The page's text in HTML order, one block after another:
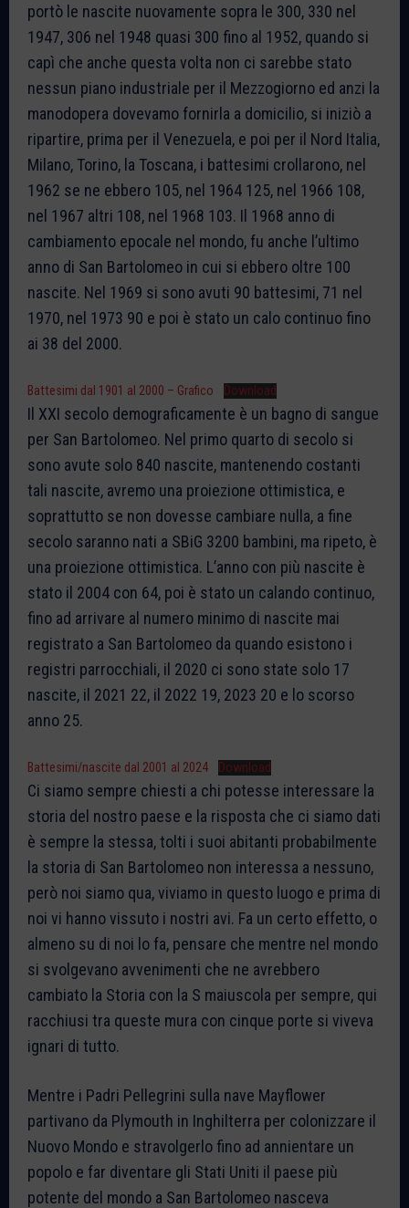
portò le nascite nuovamente sopra le 300, 330 nel
1947, 306 nel 1948 quasi 300 fino al 1952, quando si
capì che anche questa volta non ci sarebbe stato
nessun piano industriale per il Mezzogiorno ed anzi la
manodopera dovevamo fornirla a domicilio, si iniziò a
ripartire, prima per il Venezuela, e poi per il Nord Italia,
Milano, Torino, la Toscana, i battesimi crollarono, nel
1962 se ne ebbero 105, nel 1964 125, nel 1966 108,
nel 1967 altri 108, nel 1968 103. Il 1968 anno di
cambiamento epocale nel mondo, fu anche l’ultimo
anno di San Bartolomeo in cui si ebbero oltre 100
nascite. Nel 1969 si sono avuti 90 battesimi, 71 nel
1970, nel 1973 90 e poi è stato un calo continuo fino
ai 38 del 2000.
Battesimi dal 1901 al 2000 – Grafico Download
Il XXI secolo demograficamente è un bagno di sangue
per San Bartolomeo. Nel primo quarto di secolo si
sono avute solo 840 nascite, mantenendo costanti
tali nascite, avremo una proiezione ottimistica, e
soprattutto se non dovesse cambiare nulla, a fine
secolo saranno nati a SBiG 3200 bambini, ma ripeto, è
una proiezione ottimistica. L’anno con più nascite è
stato il 2004 con 64, poi è stato un calando continuo,
fino ad arrivare al numero minimo di nascite mai
registrato a San Bartolomeo da quando esistono i
registri parrocchiali, il 2020 ci sono state solo 17
nascite, il 2021 22, il 2022 19, 2023 20 e lo scorso
anno 25.
Battesimi/nascite dal 2001 al 2024 Download
Ci siamo sempre chiesti a chi potesse interessare la
storia del nostro paese e la risposta che ci siamo dati
è sempre la stessa, tolti i suoi abitanti probabilmente
la storia di San Bartolomeo non interessa a nessuno,
però noi siamo qua, viviamo in questo luogo e prima di
noi vi hanno vissuto i nostri avi. Fa un certo effetto, o
almeno su di noi lo fa, pensare che mentre nel mondo
si svolgevano avvenimenti che ne avrebbero
cambiato la Storia con la S maiuscola per sempre, qui
racchiusi tra queste mura con cinque porte si viveva
ignari di tutto.
Mentre i Padri Pellegrini sulla nave Mayflower
partivano da Plymouth in Inghilterra per colonizzare il
Nuovo Mondo e stravolgerlo fino ad annientare un
popolo e far diventare gli Stati Uniti il paese più
potente del mondo a San Bartolomeo nasceva